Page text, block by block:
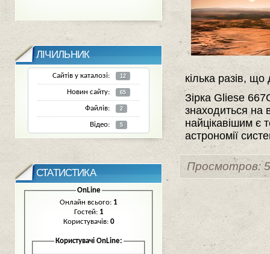
кілька разів,
Зірка Gliese
знаходиться на
найцікавішим є
астрономії
Просмотров:
ЛІЧИЛЬНИК
Сайтів у каталозі: 12
Новин сайту: 65
Файлів: 2
Відео: 5
СТАТИСТИКА
OnLine
Онлайн всього: 1
Гостей: 1
Користувачів: 0
Користувачі OnLine: